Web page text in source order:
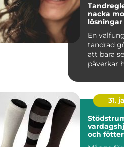
nacka moderna
lösningar
En
tandrad
att bara
påverkar
hur l...
31.
och fötter